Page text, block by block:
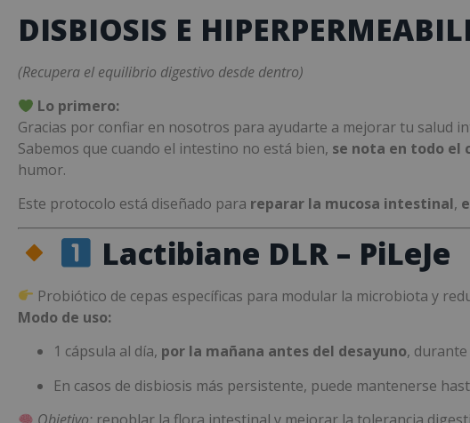
DISBIOSIS E
(Recupera el equilibrio digestivo desde dentro)
Lo primero:
Gracias por confiar en nosotros para ayudarte a mejorar tu salud
Sabemos que cuando el intestino no está bien, se nota en todo el
humor.
Este protocolo está diseñado para reparar la mucosa intestinal,
Lactibiane DLR – PiLeJe
Probiótico de cepas específicas para modular la microbiota y
Modo de uso:
1 cápsula al día, por la mañana antes del desayuno, durante
En casos de disbiosis más persistente, puede mantenerse